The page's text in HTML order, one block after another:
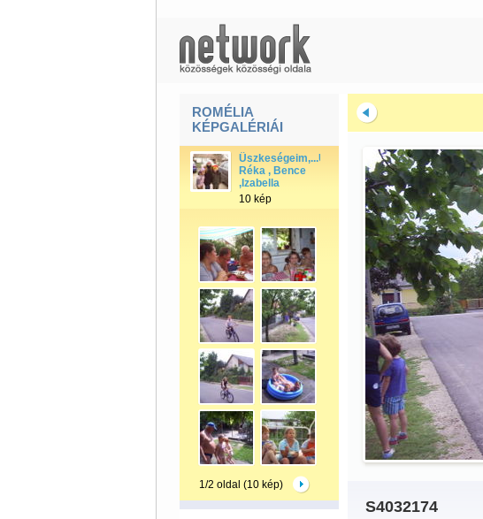
ROMÉLIA
KÉPGALÉRIÁI
Üszkeségeim,...Unókáim:
Réka , Bence
,Izabella
10 kép
1/2 oldal (10 kép)
S4032174